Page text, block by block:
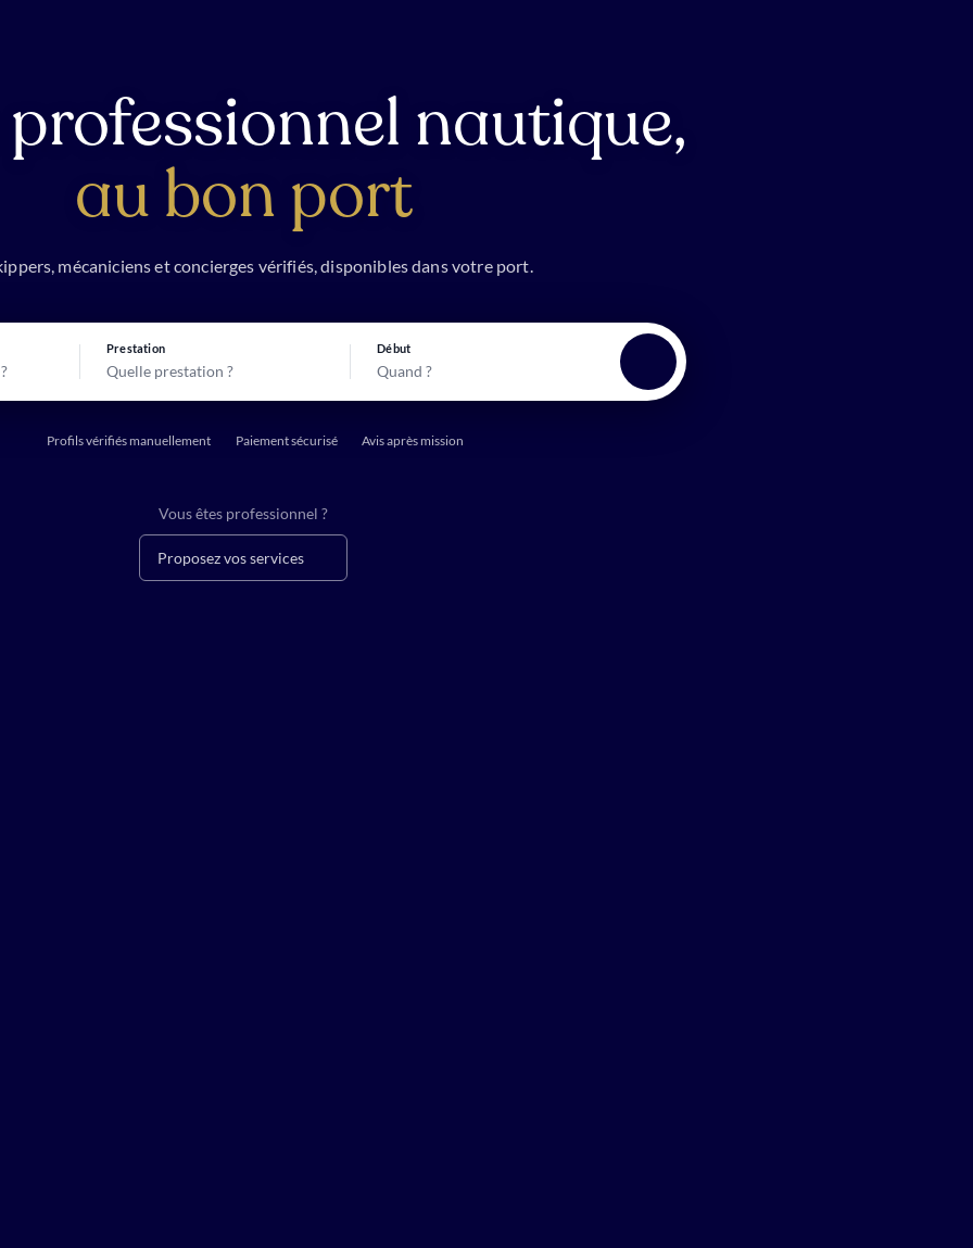
nautique,
au bon port
mécaniciens et concierges vérifiés, disponibles dans votre port.
Prestation
Quelle prestation ?
Début
Quand ?
Profils vérifiés manuellement Paiement sécurisé Avis après mission
Vous êtes professionnel ?
Proposez vos services